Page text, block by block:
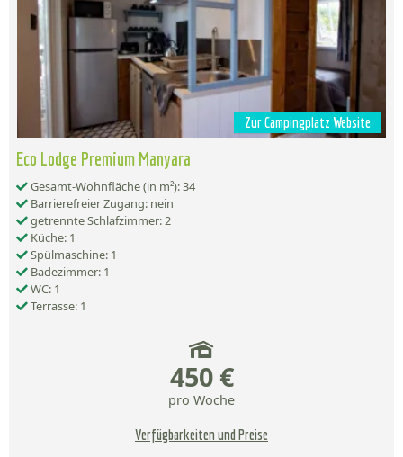
Zur Campingplatz Website
Eco Lodge Premium Manyara
Gesamt-Wohnfläche (in m²): 34
Barrierefreier Zugang: nein
getrennte Schlafzimmer: 2
Küche: 1
Spülmaschine: 1
Badezimmer: 1
WC: 1
Terrasse: 1
450 €
pro Woche
Verfügbarkeiten und Preise